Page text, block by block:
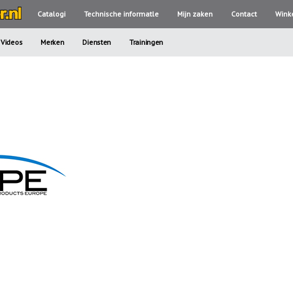
Catalogi Technische informatle Mijn zaken Contact
Videos Merken Diensten Trainingen